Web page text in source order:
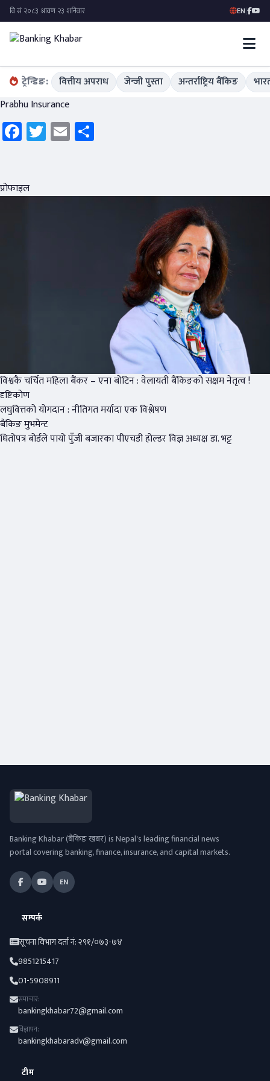
EN|
ट्रेन्डिङ: वित्तीय अपराध जेन्जी पुस्ता अन्तर्राष्ट्रिय बैंकिङ
Prabhu Insurance
Facebook
Twitter
Email
प्रोफाइल
विश्वकै चर्चित महिला बैंकर – एना बोटिन : वेलायती बैंकिङको सक्षम नेतृत्व !
दृष्टिकोण
लघुवित्तको योगदान : नीतिगत मर्यादा एक विश्लेषण
बैंकिङ मुभमेन्ट
धितोपत्र बोर्डले पायो पुँजी बजारका पीएचडी होल्डर विज्ञ अध्यक्ष डा. भट्ट
Banking Khabar (बैंकिङ खबर) is Nepal's leading financial news
portal covering banking, finance, insurance, and capital markets.
EN
सम्पर्क
सूचना विभाग दर्ता नं: २९१/०७३-७४
9851215417
01-5908911
समाचार:
bankingkhabar72@gmail.com
विज्ञापन:
bankingkhabaradv@gmail.com
टीम